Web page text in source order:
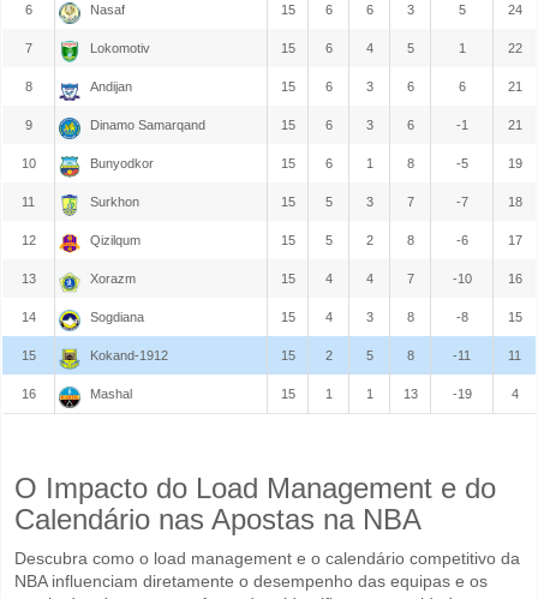
6 Nasaf 15 6 6 3 5 24
7 Lokomotiv 15 6 4 5 1 22
8 Andijan 15 6 3 6 6 21
9 Dinamo Samarqand 15 6 3 6 -1 21
10 Bunyodkor 15 6 1 8 -5 19
11 Surkhon 15 5 3 7 -7 18
12 Qizilqum 15 5 2 8 -6 17
13 Xorazm 15 4 4 7 -10 16
14 Sogdiana 15 4 3 8 -8 15
15 Kokand-1912 15 2 5 8 -11 11
16 Mashal 15 1 1 13 -19 4
O Impacto do Load Management e do
Calendário nas Apostas na NBA
Descubra como o load management e o calendário competitivo da
NBA influenciam diretamente o desempenho das equipas e os